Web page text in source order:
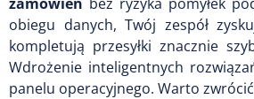
obiegu danych, Twój zespół
kompletują przesyłki znacznie
Wdrożenie inteligentnych
panelu operacyjnego. Warto